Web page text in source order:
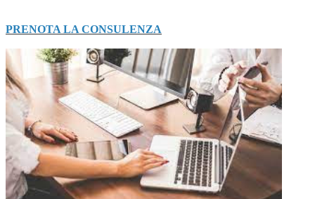
PRENOTA LA CONSULENZA